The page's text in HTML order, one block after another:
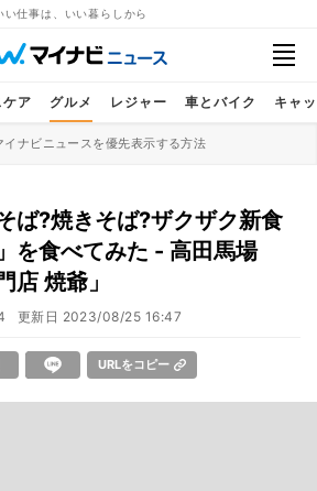
い仕事は、いい暮らしから
ア グルメ レジャー 車とバイク キャ
ナビニュースを優先表示する方法
ば?焼きそば?ザクザク新食
を食べてみた - 高田馬場
店 焼爺」
更新日 2023/08/25 16:47
URLをコピー